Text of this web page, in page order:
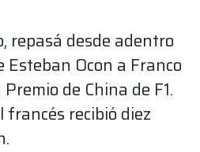
repasá desde adentro
Ocon a Franco
de China de F1.
francés recibió diez